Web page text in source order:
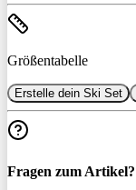
Größentabelle
Erstelle dein Ski Set
Fragen zum Artikel?